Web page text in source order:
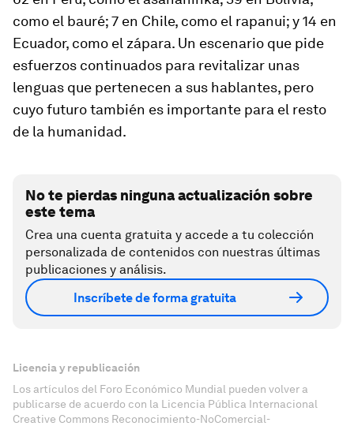
como el bauré; 7 en Chile, como el rapanui; y 14 en
Ecuador, como el zápara. Un escenario que pide
esfuerzos continuados para revitalizar unas
lenguas que pertenecen a sus hablantes, pero
cuyo futuro también es importante para el resto
de la humanidad.
No te pierdas ninguna actualización sobre
este tema
Crea una cuenta gratuita y accede a tu colección
personalizada de contenidos con nuestras últimas
publicaciones y análisis.
Inscríbete de forma gratuita
Licencia y republicación
Los artículos del Foro Económico Mundial pueden volver a
publicarse de acuerdo con la Licencia Pública Internacional
Creative Commons Reconocimiento-NoComercial-